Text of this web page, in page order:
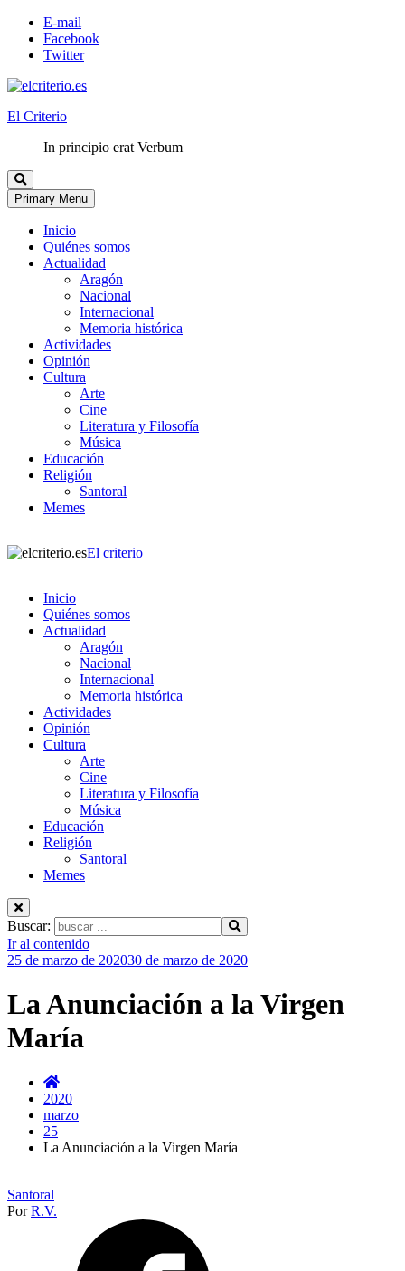
E-mail
Facebook
Twitter
El Criterio
In principio erat Verbum
Primary Menu
Inicio
Quiénes somos
Actualidad
Aragón
Nacional
Internacional
Memoria histórica
Actividades
Opinión
Cultura
Arte
Cine
Literatura y Filosofía
Música
Educación
Religión
Santoral
Memes
El criterio
Inicio
Quiénes somos
Actualidad
Aragón
Nacional
Internacional
Memoria histórica
Actividades
Opinión
Cultura
Arte
Cine
Literatura y Filosofía
Música
Educación
Religión
Santoral
Memes
Buscar:
Ir al contenido
25 de marzo de 202030 de marzo de 2020
La Anunciación a la Virgen
María
2020
marzo
25
La Anunciación a la Virgen María
Santoral
PorR.V.